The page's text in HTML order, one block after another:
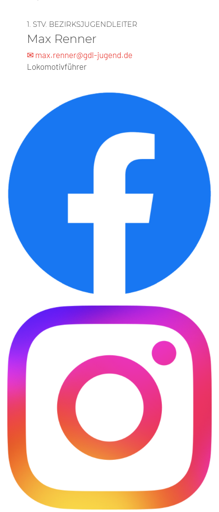
1. STV. BEZIRKSJUGENDLEITER
Max Renner
✉ max.renner@gdl-jugend.de
Lokomotivführer